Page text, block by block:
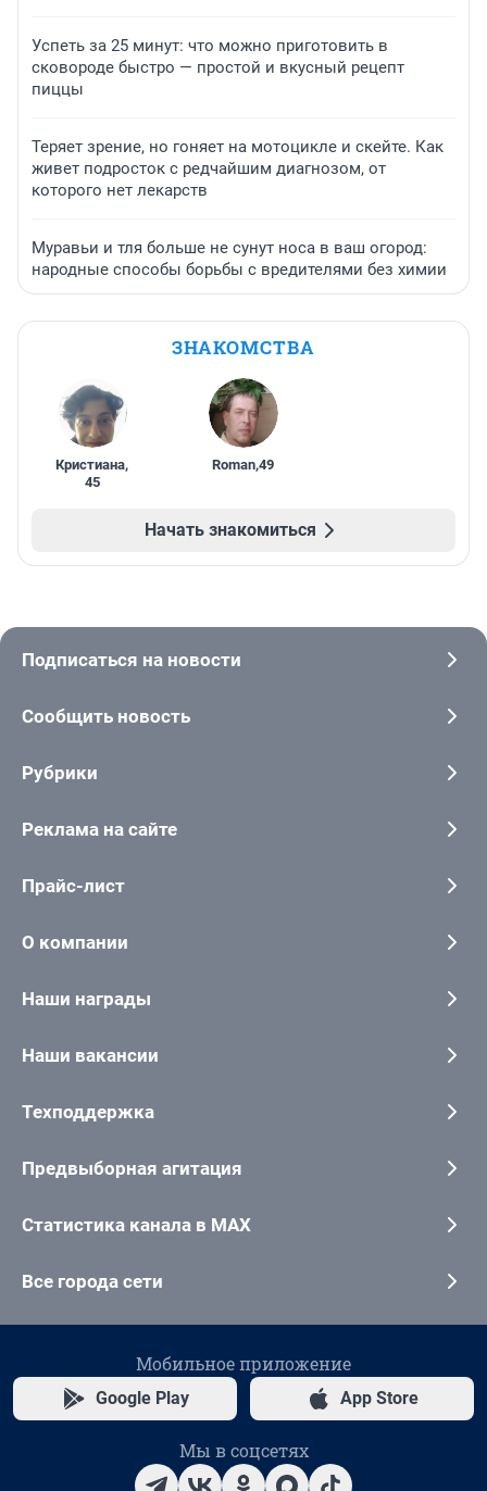
Успеть за 25 минут: что можно приготовить в
сковороде быстро — простой и вкусный рецепт
пиццы
Теряет зрение, но гоняет на мотоцикле и скейте. Как
живет подросток с редчайшим диагнозом, от
которого нет лекарств
Муравьи и тля больше не сунут носа в ваш огород:
народные способы борьбы с вредителями без химии
ЗНАКОМСТВА
Кристиана,
45
Roman,49
Начать знакомиться
Подписаться на новости
Сообщить новость
Рубрики
Реклама на сайте
Прайс-лист
О компании
Наши награды
Наши вакансии
Техподдержка
Предвыборная агитация
Статистика канала в MAX
Все города сети
Мобильное приложение
Google Play App Store
Мы в соцсетях